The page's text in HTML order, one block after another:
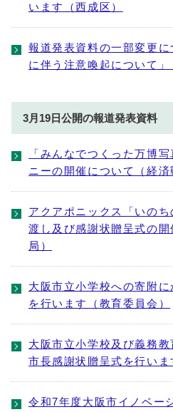
います（西成区）
報道発表資料の一部変更
に伴う注意喚起について」
3月19日公開の報道発表資料
「みんなでつくった万博
ニーの開催について（経済
アクアポニックス「いのち
渡し及び感謝状贈呈式の
局）
大阪市立小学校への寄附
を行います（教育委員会）
大阪市立小学校及び義務
市長感謝状贈呈式を行いま
令和7年度大阪市イノベー